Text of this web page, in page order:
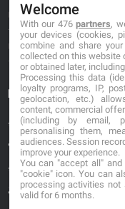
Política de privacidad
Política de cookies
Información de
*No se garantiza que
actualizados.
** Los precios
garantiza su veracidad.
Welcome
With our 476partners,
your devices (cookies,
combine and share
collected on this website
or obtained later,
Processing this data
loyalty programs, IP,
geolocation, etc.)
content, commercial
(including by email,
personalising them,
audiences. Session
improve your experience.
You can "accept all"
"cookie" icon. You can
processing activities
valid for 6 months.